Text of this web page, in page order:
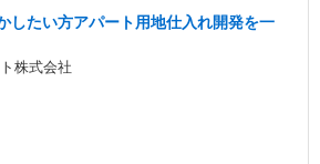
したい方アパート用地仕入れ開発を一
株式会社